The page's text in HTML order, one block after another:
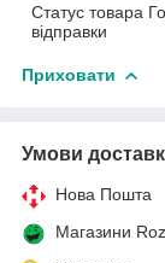
Статус товара
відправки
Приховати
Умови
Нова Пошта
Магазини